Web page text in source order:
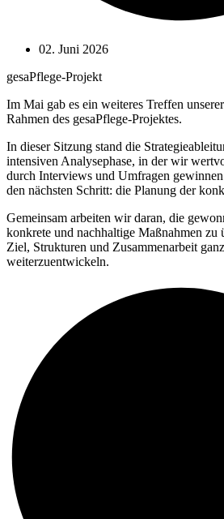
02. Juni 2026
gesaPflege-Projekt
Im Mai gab es ein weiteres Treffen
Rahmen des gesaPflege-Projektes.
In dieser Sitzung stand die
intensiven Analysephase, in der wir
durch Interviews und Umfragen
den nächsten Schritt: die Planung der
Gemeinsam arbeiten wir daran, die
konkrete und nachhaltige Maßnahmen zu
Ziel, Strukturen und Zusammenarbeit
weiterzuentwickeln.